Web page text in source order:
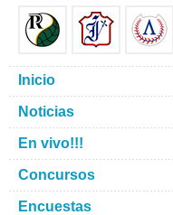
Inicio
Noticias
En vivo!!!
Concursos
Encuestas